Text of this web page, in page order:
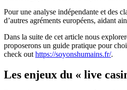
Pour une analyse indépendante et des
d’autres agréments européens, aidant
Dans la suite de cet article nous
proposerons un guide pratique pour
check out https://soyonshumains.fr/.
Les enjeux du « live